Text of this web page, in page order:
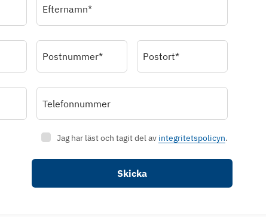
Efternamn*
Postnummer* Postort*
Telefonnummer
Jag har läst och tagit del av integritetspolicyn.
Skicka